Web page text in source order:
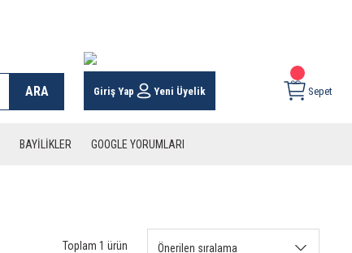
ARA Giriş Yap Yeni Üyelik Sepet
BAYİLİKLER GOOGLE YORUMLARI
Toplam 1 ürün